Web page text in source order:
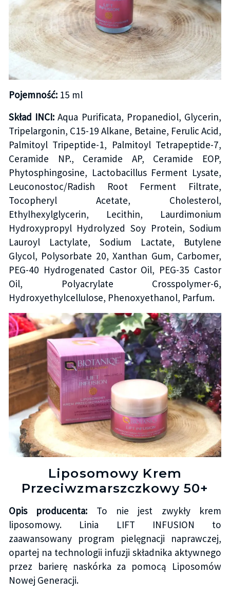
Pojemność:15 ml
Skład INCI: Aqua Purificata, Propanediol, Glycerin,
Tripelargonin, C15-19 Alkane, Betaine, Ferulic Acid,
Palmitoyl Tripeptide-1, Palmitoyl Tetrapeptide-7,
Ceramide NP., Ceramide AP, Ceramide EOP,
Phytosphingosine, Lactobacillus Ferment Lysate,
Leuconostoc/Radish Root Ferment Filtrate,
Tocopheryl Acetate, Cholesterol,
Ethylhexylglycerin, Lecithin, Laurdimonium
Hydroxypropyl Hydrolyzed Soy Protein, Sodium
Lauroyl Lactylate, Sodium Lactate, Butylene
Glycol, Polysorbate 20, Xanthan Gum, Carbomer,
PEG-40 Hydrogenated Castor Oil, PEG-35 Castor
Oil, Polyacrylate Crosspolymer-6,
Hydroxyethylcellulose, Phenoxyethanol, Parfum.
Liposomowy Krem
Przeciwzmarszczkowy 50+
Opis producenta: To nie jest zwykły krem
liposomowy. Linia LIFT INFUSION to
zaawansowany program pielęgnacji naprawczej,
opartej na technologii infuzji składnika aktywnego
przez barierę naskórka za pomocą Liposomów
Nowej Generacji.